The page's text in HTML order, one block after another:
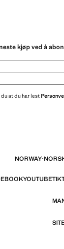
kjøp ved å
at du har lest
NORWAY·
YOUTUBE